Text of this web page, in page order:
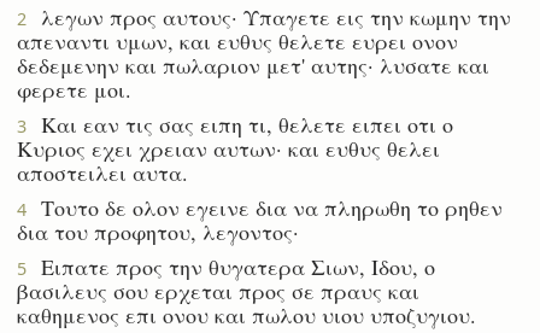
2
λεγων προς αυτους· Υπαγετε εις την κωμην την
απεναντι υμων, και ευθυς θελετε ευρει ονον
δεδεμενην και πωλαριον μετ' αυτης· λυσατε και
φερετε μοι.
3
Και εαν τις σας ειπη τι, θελετε ειπει οτι ο
Κυριος εχει χρειαν αυτων· και ευθυς θελει
αποστειλει αυτα.
4
Τουτο δε ολον εγεινε δια να πληρωθη το ρηθεν
δια του προφητου, λεγοντος·
5
Ειπατε προς την θυγατερα Σιων, Ιδου, ο
βασιλευς σου ερχεται προς σε πραυς και
καθημενος επι ονου και πωλου υιου υποζυγιου.